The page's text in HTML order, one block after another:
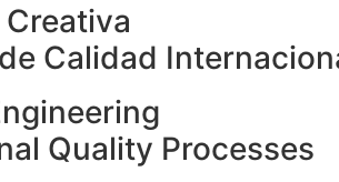
Calidad
Quality Processes